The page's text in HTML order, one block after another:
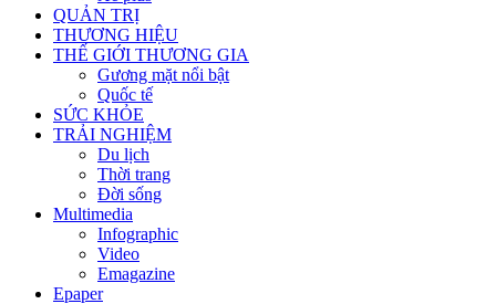
QUẢN TRỊ
THƯƠNG HIỆU
THẾ GIỚI THƯƠNG GIA
Gương mặt nổi bật
Quốc tế
SỨC KHỎE
TRẢI NGHIỆM
Du lịch
Thời trang
Đời sống
Multimedia
Infographic
Video
Emagazine
Epaper